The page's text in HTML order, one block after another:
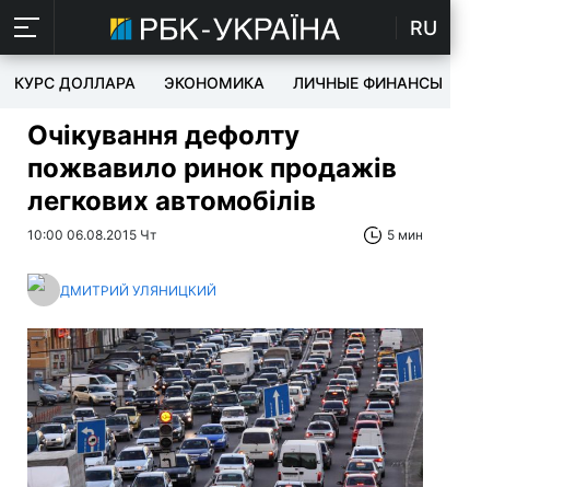
RU
КУРС ДОЛЛАРА ЭКОНОМИКА ЛИЧНЫЕ ФИНАНСЫ
Очікування дефолту
пожвавило ринок продажів
легкових автомобілів
10:00 06.08.2015 Чт 5 мин
ДМИТРИЙ УЛЯНИЦКИЙ